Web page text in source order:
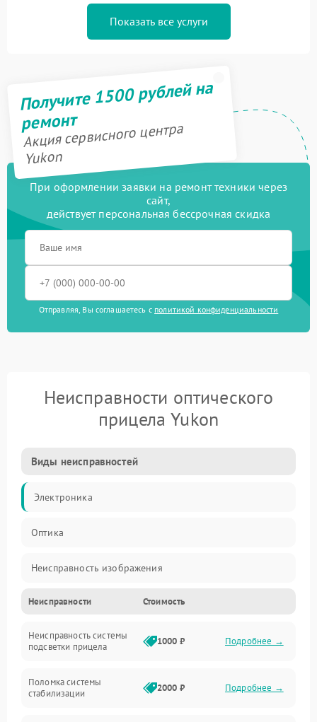
Показать все услуги
Получите 1500 рублей на
ремонт
Акция сервисного центра
Yukon
При оформлении заявки на ремонт техники через
сайт,
действует персональная бессрочная скидка
Отправляя, Вы соглашаетесь с политикой конфиденциальности
Неисправности оптического
прицела Yukon
Виды неисправностей
Электроника
Оптика
Неисправность изображения
Механические повреждения
Неисправность фокусировки и оптики
Неисправности Стоимость
Неисправность системы
подсветки прицела
1000 ₽ Подробнее →
Поломка системы
стабилизации
2000 ₽ Подробнее →